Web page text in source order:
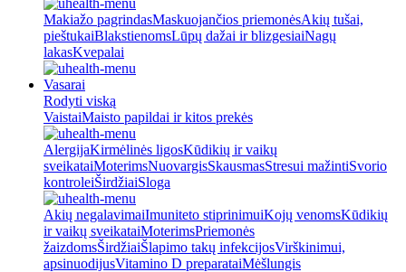
Makiažo pagrindasMaskuojančios priemonėsAkių tušai,
pieštukaiBlakstienomsLūpų dažai ir blizgesiaiNagų
lakasKvepalai
Vasarai
Rodyti viską
VaistaiMaisto papildai ir kitos prekės
AlergijaKirmėlinės ligosKūdikių ir vaikų
sveikataiMoterimsNuovargisSkausmasStresui mažintiSvorio
kontroleiŠirdžiaiSloga
Akių negalavimaiImuniteto stiprinimuiKojų venomsKūdikių
ir vaikų sveikataiMoterimsPriemonės
žaizdomsŠirdžiaiŠlapimo takų infekcijosVirškinimui,
apsinuodijusVitamino D preparataiMėšlungis